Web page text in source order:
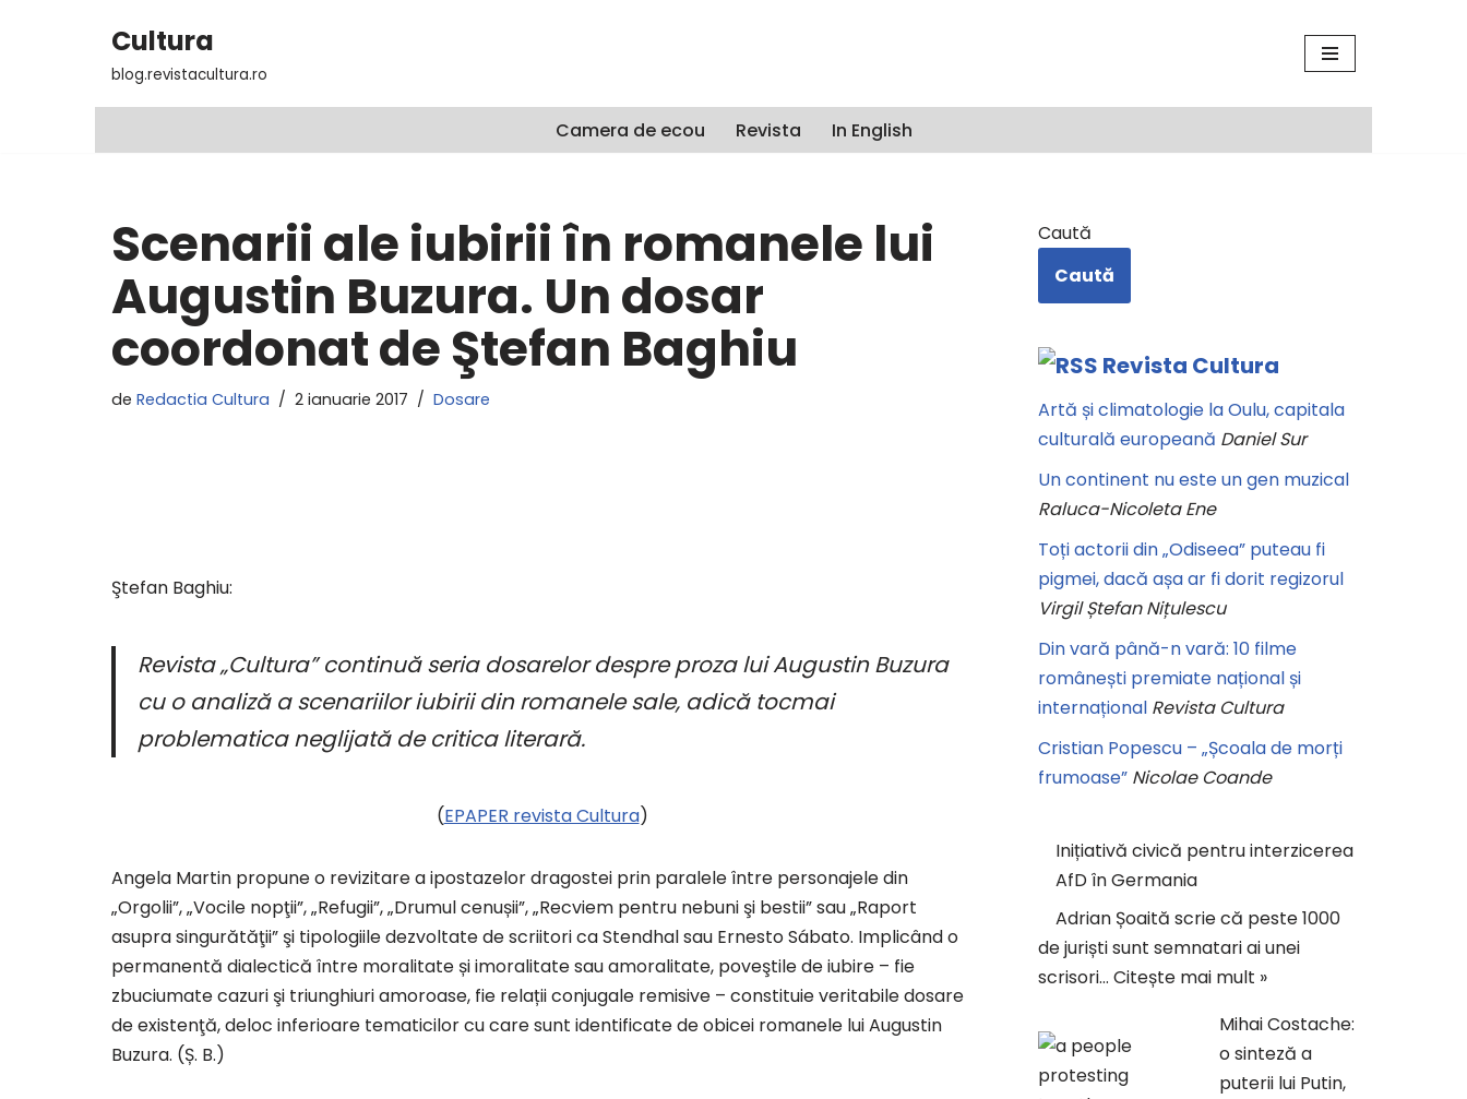
Cultura
blog.revistacultura.ro
Camera de ecou Revista In English
Scenarii ale iubirii în romanele lui
Augustin Buzura. Un dosar
coordonat de Ştefan Baghiu
de Redactia Cultura 2 ianuarie 2017 Dosare
Ştefan Baghiu:
Revista „Cultura” continuă seria dosarelor despre proza lui Augustin Buzura
cu o analiză a scenariilor iubirii din romanele sale, adică tocmai
problematica neglijată de critica literară.
(EPAPER revista Cultura)
Angela Martin propune o revizitare a ipostazelor dragostei prin paralele între personajele din
„Orgolii”, „Vocile nopţii”, „Refugii”, „Drumul cenușii”, „Recviem pentru nebuni şi bestii” sau „Raport
asupra singurătăţii” şi tipologiile dezvoltate de scriitori ca Stendhal sau Ernesto Sábato. Implicând o
permanentă dialectică între moralitate și imoralitate sau amoralitate, poveştile de iubire – fie
zbuciumate cazuri şi triunghiuri amoroase, fie relații conjugale remisive – constituie veritabile dosare
de existenţă, deloc inferioare tematicilor cu care sunt identificate de obicei romanele lui Augustin
Buzura. (Ș. B.)
Caută
Caută
Revista Cultura
Artă și climatologie la Oulu, capitala
culturală europeană Daniel Sur
Un continent nu este un gen muzical
Raluca-Nicoleta Ene
Toți actorii din „Odiseea” puteau fi
pigmei, dacă așa ar fi dorit regizorul
Virgil Ștefan Nițulescu
Din vară până-n vară: 10 filme
românești premiate național și
internațional Revista Cultura
Cristian Popescu – „Școala de morți
frumoase” Nicolae Coande
Inițiativă civică pentru interzicerea
AfD în Germania
Adrian Șoaită scrie că peste 1000
de juriști sunt semnatari ai unei
scrisori… Citește mai mult »
Mihai Costache:
o sinteză a
puterii lui Putin,